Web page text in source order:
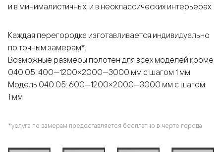
и в минималистичных, и в неоклассических интерьерах.
Каждая перегородка изготавливается индивидуально
по точным замерам*.
Возможные размеры полотен для всех моделей кроме
040.05: 400—1200×2000—3000 мм с шагом 1 мм
Модель 040.05: 600—1200×2000—3000 мм с шагом
1 мм
*услуга по замерам предоставляется бесплатно в черте города